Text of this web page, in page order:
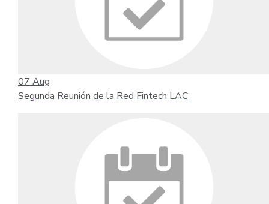
07 Aug
Segunda Reunión de la Red Fintech LAC